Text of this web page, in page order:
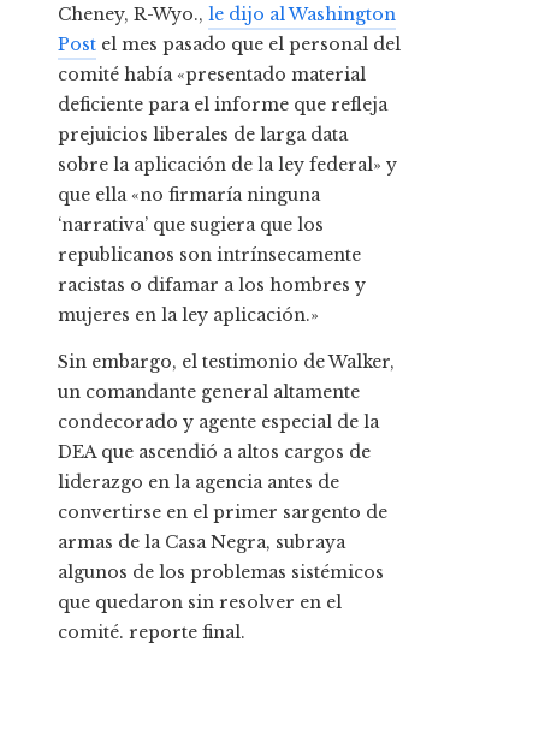
Cheney, R-Wyo., le dijo al Washington
Post el mes pasado que el personal del
comité había «presentado material
deficiente para el informe que refleja
prejuicios liberales de larga data
sobre la aplicación de la ley federal» y
que ella «no firmaría ninguna
‘narrativa’ que sugiera que los
republicanos son intrínsecamente
racistas o difamar a los hombres y
mujeres en la ley aplicación.»
Sin embargo, el testimonio de Walker,
un comandante general altamente
condecorado y agente especial de la
DEA que ascendió a altos cargos de
liderazgo en la agencia antes de
convertirse en el primer sargento de
armas de la Casa Negra, subraya
algunos de los problemas sistémicos
que quedaron sin resolver en el
comité. reporte final.